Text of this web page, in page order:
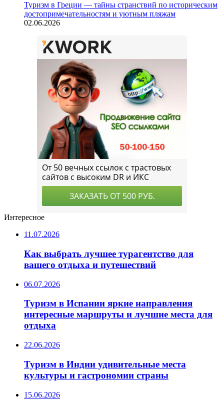
Туризм в Греции — тайны странствий по историческим
достопримечательностям и уютным пляжам
02.06.2026
Интересное
11.07.2026
Как выбрать лучшее турагентство для
вашего отдыха и путешествий
06.07.2026
Туризм в Испании яркие направления
интересные маршруты и лучшие места для
отдыха
22.06.2026
Туризм в Индии удивительные места
культуры и гастрономии страны
15.06.2026